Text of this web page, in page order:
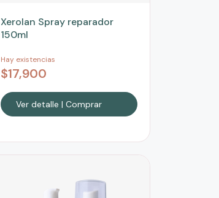
Xerolan Spray reparador
150ml
Hay existencias
$17,900
Ver detalle | Comprar